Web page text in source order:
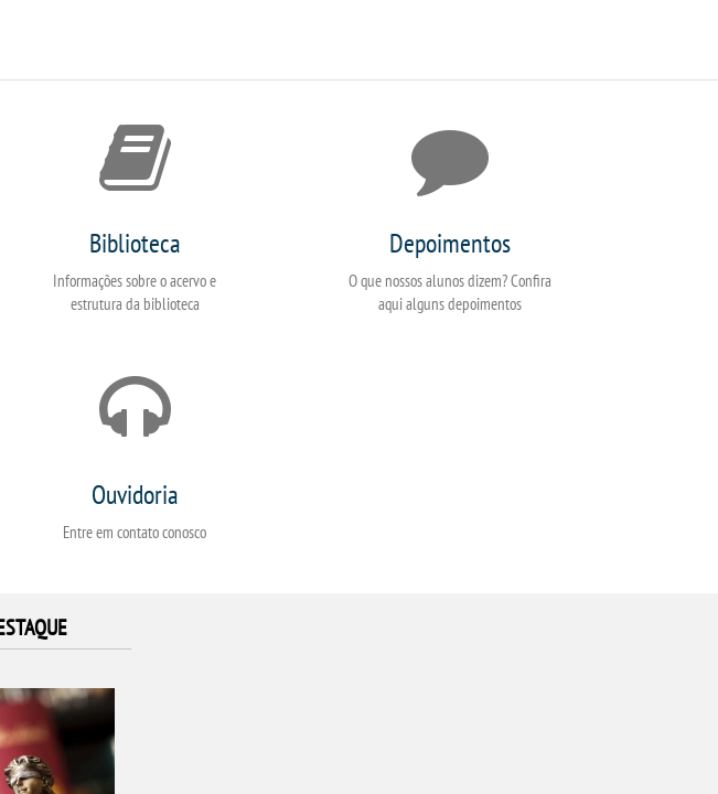
Biblioteca
Informações sobre o acervo e
estrutura da biblioteca
Depoimentos
O que nossos alunos dizem? Confira
aqui alguns depoimentos
Ouvidoria
Entre em contato conosco